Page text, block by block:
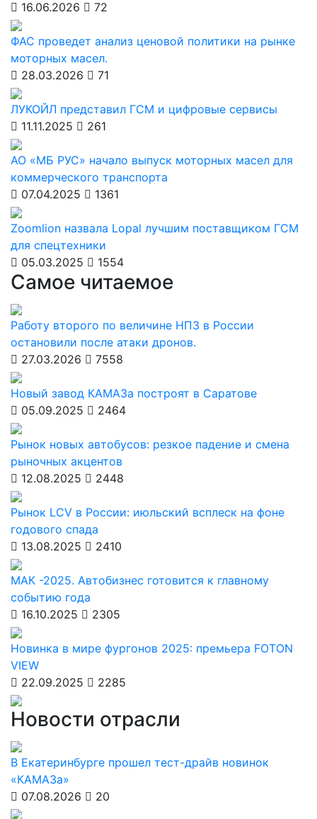
16.06.2026 72
ФАС проведет анализ ценовой политики на рынке
моторных масел.
28.03.2026
71
ЛУКОЙЛ представил ГСМ и цифровые сервисы
11.11.2025
261
АО «МБ РУС» начало выпуск моторных масел для
коммерческого транспорта
07.04.2025
1361
Zoomlion назвала Lopal лучшим поставщиком ГСМ
для спецтехники
05.03.2025
1554
Самое читаемое
Работу второго по величине НПЗ в России
остановили после атаки дронов.
27.03.2026
7558
Новый завод КАМАЗа построят в Саратове
05.09.2025
2464
Рынок новых автобусов: резкое падение и смена
рыночных акцентов
12.08.2025
2448
Рынок LCV в России: июльский всплеск на фоне
годового спада
13.08.2025
2410
МАК -2025. Автобизнес готовится к главному
событию года
16.10.2025
2305
Новинка в мире фургонов 2025: премьера FOTON
VIEW
22.09.2025
2285
Новости отрасли
В Екатеринбурге прошел тест-драйв новинок
«КАМАЗа»
07.08.2026
20